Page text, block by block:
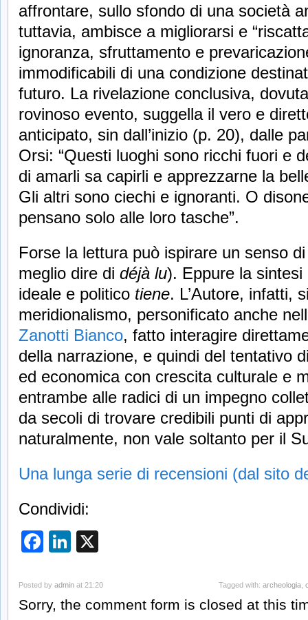
affrontare, sullo sfondo di una società
tuttavia, ambisce a migliorarsi e
ignoranza, sfruttamento e
immodificabili di una condizione
futuro. La rivelazione conclusiva,
rovinoso evento, suggella il vero e
anticipato, sin dall’inizio (p. 20), dalle
Orsi: “Questi luoghi sono ricchi fuori e
di amarli sa capirli e apprezzarne la
Gli altri sono ciechi e ignoranti. O
pensano solo alle loro tasche”.
Forse la lettura può ispirare un senso
meglio dire di déjà lu). Eppure la
ideale e politico tiene. L’Autore, infatti,
meridionalismo, personificato anche
Zanotti Bianco, fatto interagire
della narrazione, e quindi del tentativo
ed economica con crescita culturale e
entrambe alle radici di un impegno
da secoli di trovare credibili punti di
naturalmente, non vale soltanto per il
Una lunga serie di recensioni (dal sito
Condividi:
Facebook
LinkedIn
Posted by admin at 21:20 Tagged with: archeologia,
Sorry, the comment form is closed at this